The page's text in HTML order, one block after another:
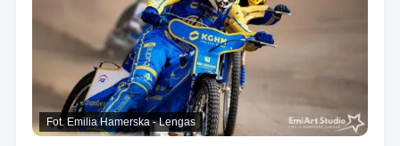
Fot. Emilia Hamerska - Lengas